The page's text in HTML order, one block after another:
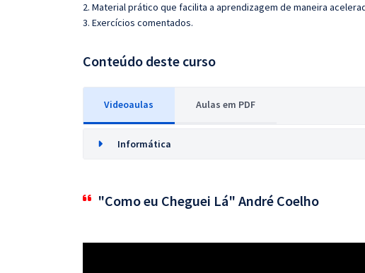
2. Material prático que facilita a aprendizagem de maneira
3. Exercícios comentados.
Conteúdo deste curso
Videoaulas Aulas em PDF
Informática
"Como eu Cheguei Lá" André Coelho